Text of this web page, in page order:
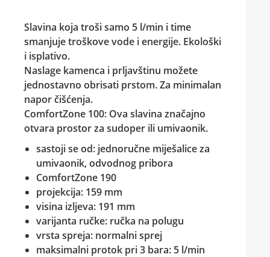
Slavina koja troši samo 5 l/min i time
smanjuje troškove vode i energije. Ekološki
i isplativo.
Naslage kamenca i prljavštinu možete
jednostavno obrisati prstom. Za minimalan
napor čišćenja.
ComfortZone 100: Ova slavina značajno
otvara prostor za sudoper ili umivaonik.
sastoji se od: jednoručne miješalice za
umivaonik, odvodnog pribora
ComfortZone 190
projekcija: 159 mm
visina izljeva: 191 mm
varijanta ručke: ručka na polugu
vrsta spreja: normalni sprej
maksimalni protok pri 3 bara: 5 l/min